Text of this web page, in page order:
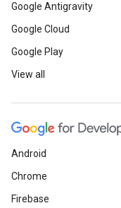
Google Antigravity
Google Cloud
Google Play
View all
Android
Chrome
Firebase